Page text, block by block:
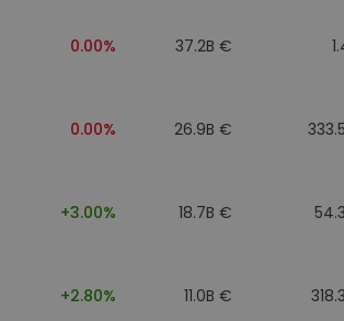
0.00% 37.2B €
0.00% 26.9B €
+3.00% 18.7B €
+2.80% 11.0B €